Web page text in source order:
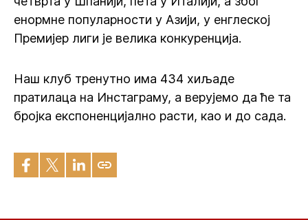
енормне популарности у Азији, у енглеској
Премијер лиги је велика конкуренција.
Наш клуб тренутно има 434 хиљаде
пратилаца на Инстаграму, а верујемо да ће та
бројка експоненцијално расти, као и до сада.